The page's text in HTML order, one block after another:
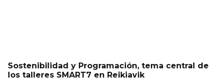
Sostenibilidad y Programación, tema central de
los talleres SMART7 en Reikiavik